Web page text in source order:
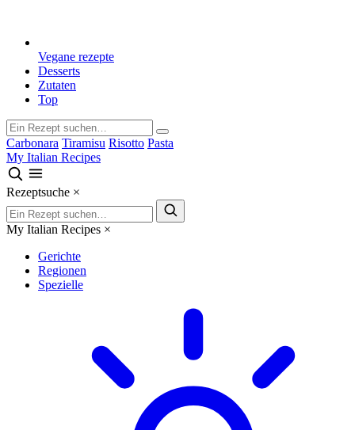
Vegane rezepte
Desserts
Zutaten
Top
Carbonara Tiramisu Risotto Pasta
My Italian Recipes
Rezeptsuche ×
My Italian Recipes ×
Gerichte
Regionen
Spezielle